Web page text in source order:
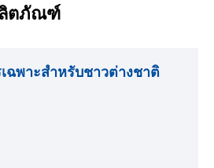
ตภัณฑ์
ฉพาะสำหรับชาวต่างชาติ